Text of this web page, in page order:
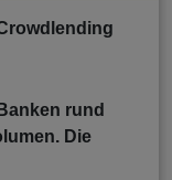
rund
Die